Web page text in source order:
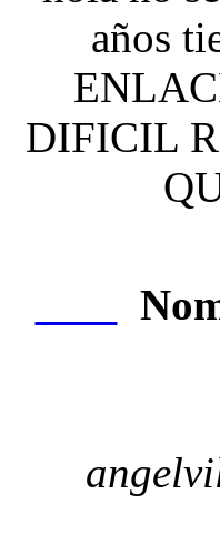
años
DIFICIL